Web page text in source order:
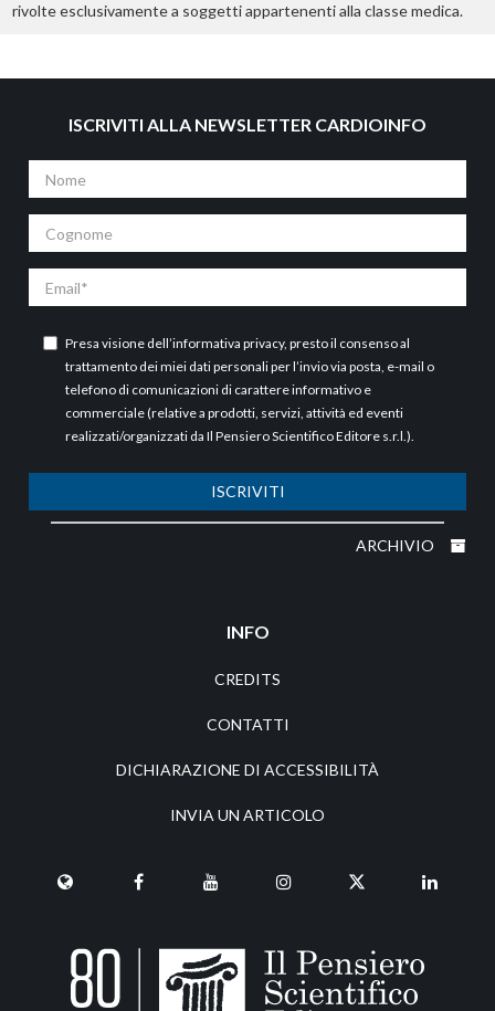
rivolte esclusivamente a soggetti appartenenti alla classe medica.
ISCRIVITI ALLA NEWSLETTER CARDIOINFO
Presa visione dell’informativa privacy, presto il consenso al
trattamento dei miei dati personali per l’invio via posta, e-mail o
telefono di comunicazioni di carattere informativo e
commerciale (relative a prodotti, servizi, attività ed eventi
realizzati/organizzati da Il Pensiero Scientifico Editore s.r.l.).
ISCRIVITI
ARCHIVIO
INFO
CREDITS
CONTATTI
DICHIARAZIONE DI ACCESSIBILITÀ
INVIA UN ARTICOLO